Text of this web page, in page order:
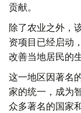
贡献。
除了农业之外，
资项目已经启动
改善当地居民的
这一地区因著名
家的统一，成为
众多著名的国家